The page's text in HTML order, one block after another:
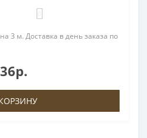
3 м. Доставка в день заказа по
36р.